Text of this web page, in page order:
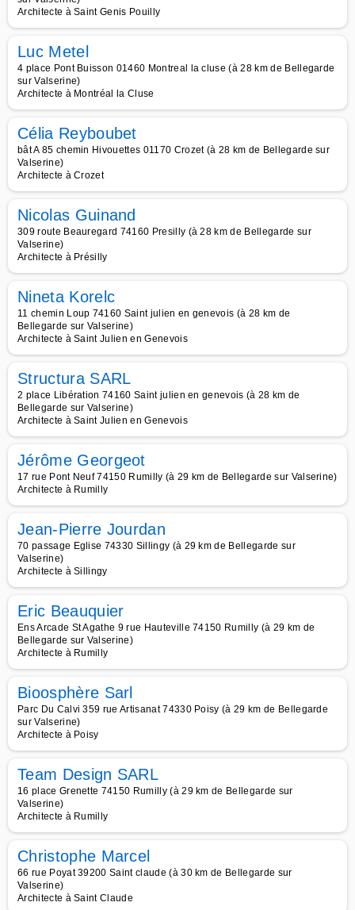
Architecte à Saint Genis Pouilly
Luc Metel
4 place Pont Buisson 01460 Montreal la cluse (à 28 km de Bellegarde
sur Valserine)
Architecte à Montréal la Cluse
Célia Reyboubet
bât A 85 chemin Hivouettes 01170 Crozet (à 28 km de Bellegarde sur
Valserine)
Architecte à Crozet
Nicolas Guinand
309 route Beauregard 74160 Presilly (à 28 km de Bellegarde sur
Valserine)
Architecte à Présilly
Nineta Korelc
11 chemin Loup 74160 Saint julien en genevois (à 28 km de
Bellegarde sur Valserine)
Architecte à Saint Julien en Genevois
Structura SARL
2 place Libération 74160 Saint julien en genevois (à 28 km de
Bellegarde sur Valserine)
Architecte à Saint Julien en Genevois
Jérôme Georgeot
17 rue Pont Neuf 74150 Rumilly (à 29 km de Bellegarde sur Valserine)
Architecte à Rumilly
Jean-Pierre Jourdan
70 passage Eglise 74330 Sillingy (à 29 km de Bellegarde sur
Valserine)
Architecte à Sillingy
Eric Beauquier
Ens Arcade St Agathe 9 rue Hauteville 74150 Rumilly (à 29 km de
Bellegarde sur Valserine)
Architecte à Rumilly
Bioosphère Sarl
Parc Du Calvi 359 rue Artisanat 74330 Poisy (à 29 km de Bellegarde
sur Valserine)
Architecte à Poisy
Team Design SARL
16 place Grenette 74150 Rumilly (à 29 km de Bellegarde sur
Valserine)
Architecte à Rumilly
Christophe Marcel
66 rue Poyat 39200 Saint claude (à 30 km de Bellegarde sur
Valserine)
Architecte à Saint Claude